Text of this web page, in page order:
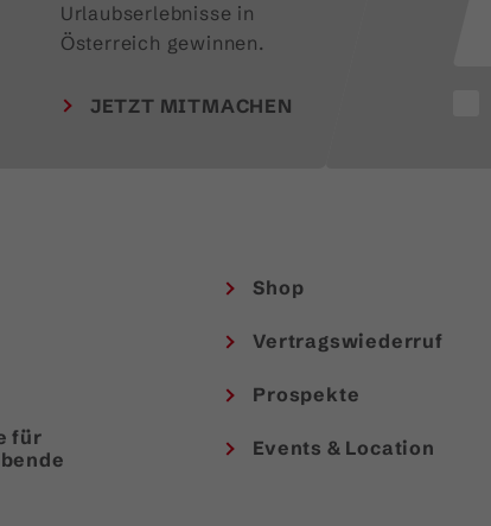
Urlaubserlebnisse in
Österreich gewinnen.
JETZT MITMACHEN
für
Shop
Vertragswiederruf
Prospekte
Events & Location